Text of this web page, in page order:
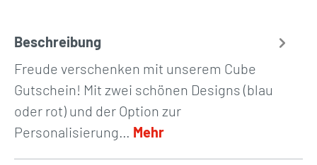
Beschreibung
Freude verschenken mit unserem Cube
Gutschein! Mit zwei schönen Designs (blau
oder rot) und der Option zur
Personalisierung… Mehr